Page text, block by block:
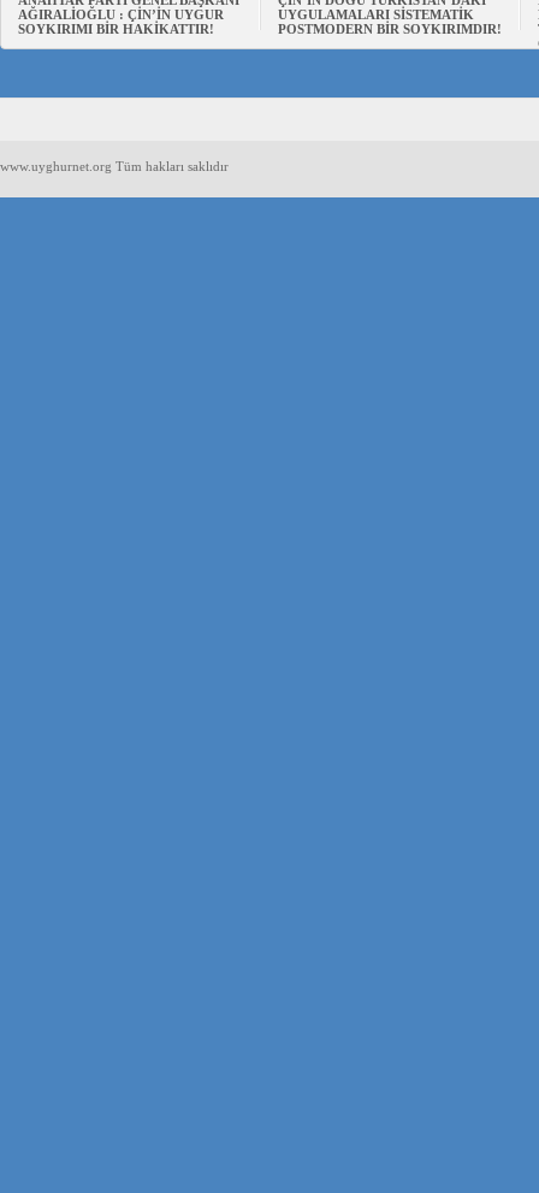
AĞIRALİOĞLU : ÇİN’İN UYGUR
SOYKIRIMI BİR HAKİKATTIR!
UYGULAMALARI SİSTEMATİK
POSTMODERN BİR SOYKIRIMDIR!
www.uyghurnet.org Tüm hakları saklıdır